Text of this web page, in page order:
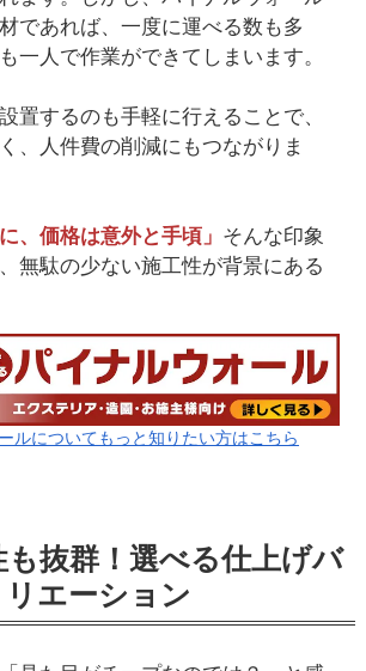
であれば、一度に運べる数も多
一人で作業ができてしまいます。
置するのも手軽に行えることで、
、人件費の削減にもつながりま
、価格は意外と手頃」 そんな印象
無駄の少ない施工性が背景にある
ルについてもっと知りたい方はこちら
抜群！選べる仕上げバ
リエーション